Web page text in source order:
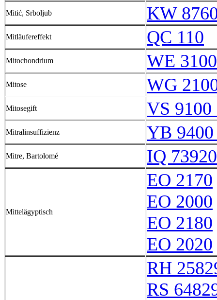
Mitić, Srboljub KW
Mitläufereffekt QC 110
Mitochondrium WE 3100
Mitose WG
Mitosegift VS
Mitralinsuffizienz YB
Mitre, Bartolomé IQ
Mittelägyptisch
EO 2170
EO 2000
EO 2180
EO 2020
RH
RS